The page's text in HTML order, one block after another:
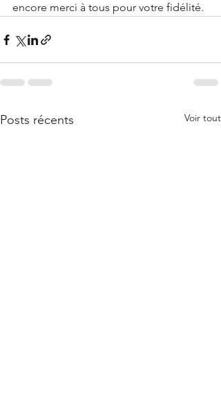
encore merci à tous pour votre fidélité.
Posts récents Voir tout